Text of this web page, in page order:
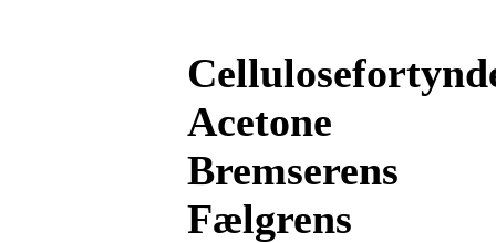
Acetone
Bremserens
Fælgrens